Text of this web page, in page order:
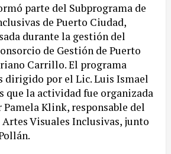
parte del Subprograma de
de Puerto Ciudad,
durante la gestión del
de Gestión de Puerto
Carrillo. El programa
dirigido por el Lic. Luis Ismael
que la actividad fue organizada
Klink, responsable del
Artes Visuales Inclusivas, junto